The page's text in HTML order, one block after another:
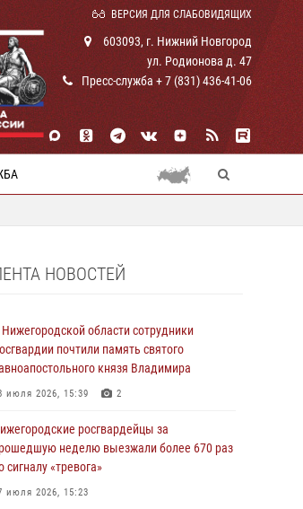
ВЕРСИЯ ДЛЯ СЛАБОВИДЯЩИХ
603093, г. Нижний Новгород
ул. Родионова д. 47
Пресс-служба + 7 (831) 436-41-06
НОВОСТЕЙ
области сотрудники
почтили память святого
князя Владимира
июля 2026, 15:39 2
росгвардейцы за
неделю выезжали более 670 раз
сигналу «тревога»
июля 2026, 15:23